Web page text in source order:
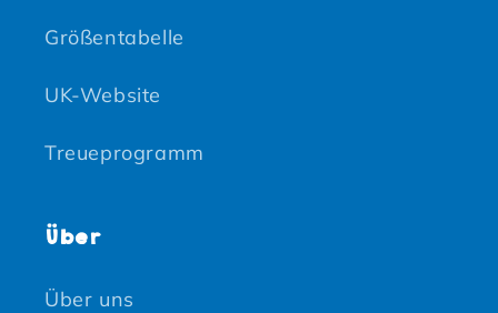
Größentabelle
UK-Website
Treueprogramm
Über
Über uns